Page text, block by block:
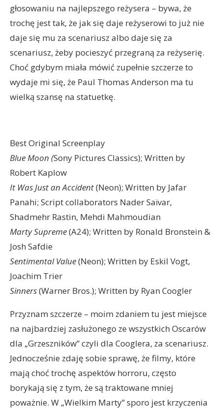
głosowaniu na najlepszego reżysera – bywa, że
trochę jest tak, że jak się daje reżyserowi to już nie
daje się mu za scenariusz albo daje się za
scenariusz, żeby pocieszyć przegraną za reżyserię.
Choć gdybym miała mówić zupełnie szczerze to
wydaje mi się, że Paul Thomas Anderson ma tu
wielką szansę na statuetkę.
Best Original Screenplay
Blue Moon (Sony Pictures Classics); Written by
Robert Kaplow
It Was Just an Accident(Neon); Written by Jafar
Panahi; Script collaborators Nader Saïvar,
Shadmehr Rastin, Mehdi Mahmoudian
Marty Supreme(A24); Written by Ronald Bronstein &
Josh Safdie
Sentimental Value(Neon); Written by Eskil Vogt,
Joachim Trier
Sinners(Warner Bros.); Written by Ryan Coogler
Przyznam szczerze – moim zdaniem tu jest miejsce
na najbardziej zasłużonego ze wszystkich Oscarów
dla „Grzeszników” czyli dla Cooglera, za scenariusz.
Jednocześnie zdaję sobie sprawę, że filmy, które
mają choć trochę aspektów horroru, często
borykają się z tym, że są traktowane mniej
poważnie. W „Wielkim Marty” sporo jest krzyczenia